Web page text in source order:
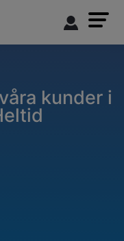
kunder i